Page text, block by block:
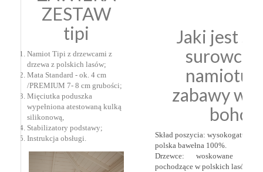
ZESTAW
tipi
Namiot Tipi z drzewcami z
drzewa z polskich lasów;
Mata Standard - ok. 4 cm
/PREMIUM 7- 8 cm grubości;
Mięciutka poduszka
wypełniona atestowaną kulką
silikonową,
Stabilizatory podstawy;
Instrukcja obsługi.
Jaki jest
namiotu
zabawy w
boho
Skład poszycia:
polska bawełna 100%.
Drzewce: woskowane
pochodzące w polskich lasów;